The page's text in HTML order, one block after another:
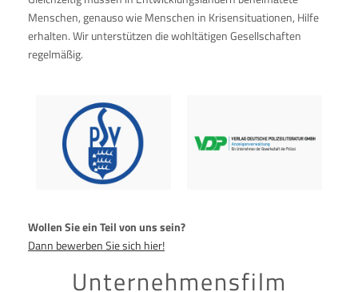
Menschen, genauso wie Menschen in Krisensituationen, Hilfe
erhalten. Wir unterstützen die wohltätigen Gesellschaften
regelmäßig.
Wollen Sie ein Teil von uns sein?
Dann bewerben Sie sich hier!
Unternehmensfilm